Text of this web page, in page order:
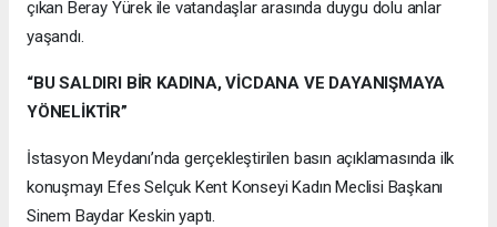
çıkan Beray Yürek ile vatandaşlar arasında duygu dolu anlar
yaşandı.
“BU SALDIRI BİR KADINA, VİCDANA VE DAYANIŞMAYA
YÖNELİKTİR”
İstasyon Meydanı’nda gerçekleştirilen basın açıklamasında ilk
konuşmayı Efes Selçuk Kent Konseyi Kadın Meclisi Başkanı
Sinem Baydar Keskin yaptı.